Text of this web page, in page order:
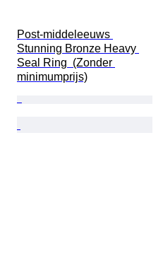
Post-middeleeuws
Stunning Bronze Heavy
Seal Ring  (Zonder
minimumprijs)